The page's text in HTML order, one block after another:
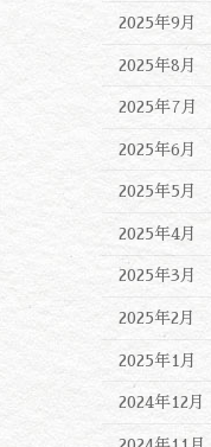
2025年9月
2025年8月
2025年7月
2025年6月
2025年5月
2025年4月
2025年3月
2025年2月
2025年1月
2024年12月